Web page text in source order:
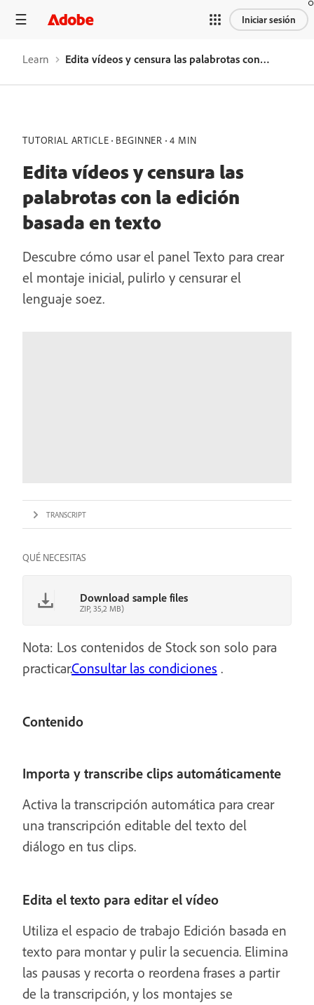
Iniciar sesión
Learn Edita vídeos y censura las palabrotas con la edición basada en texto
TUTORIAL ARTICLE BEGINNER 4 MIN
Edita vídeos y censura las
palabrotas con la edición
basada en texto
Descubre cómo usar el panel Texto para crear
el montaje inicial, pulirlo y censurar el
lenguaje soez.
TRANSCRIPT
QUÉ NECESITAS
Download sample files
ZIP, 35,2 MB)
Nota: Los contenidos de Stock son solo para
practicar.Consultar las condiciones .
Contenido
Importa y transcribe clips automáticamente
Activa la transcripción automática para crear
una transcripción editable del texto del
diálogo en tus clips.
Edita el texto para editar el vídeo
Utiliza el espacio de trabajo Edición basada en
texto para montar y pulir la secuencia. Elimina
las pausas y recorta o reordena frases a partir
de la transcripción, y los montajes se